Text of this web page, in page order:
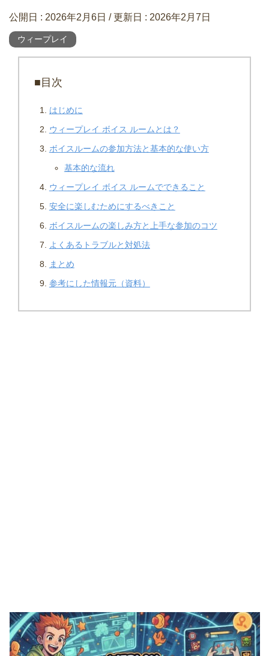
公開日 : 2026年2月6日 / 更新日 : 2026年2月7日
ウィープレイ
■目次
はじめに
ウィープレイ ボイス ルームとは？
ボイスルームの参加方法と基本的な使い方
基本的な流れ
ウィープレイ ボイス ルームでできること
安全に楽しむためにするべきこと
ボイスルームの楽しみ方と上手な参加のコツ
よくあるトラブルと対処法
まとめ
参考にした情報元（資料）